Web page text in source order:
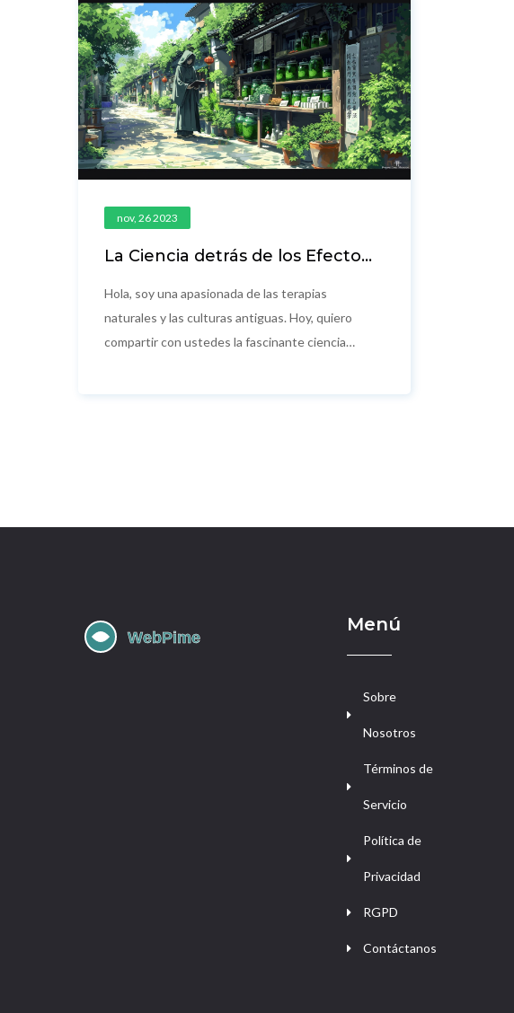
nov, 26 2023
La Ciencia detrás de los Efectos
Hola, soy una apasionada de las terapias
naturales y las culturas antiguas. Hoy, quiero
compartir con ustedes la fascinante ciencia
Menú
Sobre
Nosotros
Términos de
Servicio
Política de
Privacidad
RGPD
Contáctanos